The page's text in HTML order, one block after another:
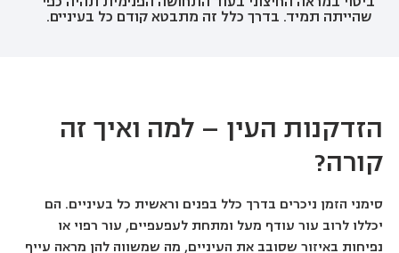
שהייתה תמיד. בדרך כלל זה מתבטא קודם כל בעיניים.
הזדקנות העין – למה ואיך זה
קורה?
סימני הזמן ניכרים בדרך כלל בפנים וראשית כל בעיניים. הם
יכללו לרוב עור עודף מעל ומתחת לעפעפיים, עור רפוי או
נפיחות באיזור שסובב את העיניים, מה שמשווה להן מראה עייף